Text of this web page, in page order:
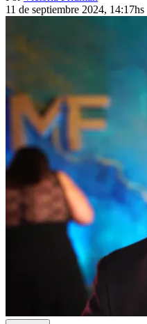
11 de septiembre 2024, 14:17hs